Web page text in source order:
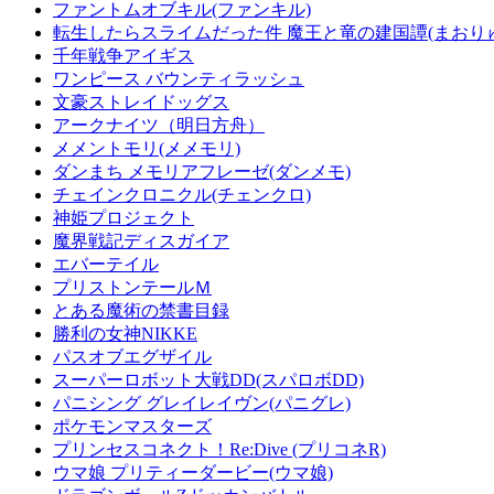
ファントムオブキル(ファンキル)
転生したらスライムだった件 魔王と竜の建国譚(まおり
千年戦争アイギス
ワンピース バウンティラッシュ
文豪ストレイドッグス
アークナイツ（明日方舟）
メメントモリ(メメモリ)
ダンまち メモリアフレーゼ(ダンメモ)
チェインクロニクル(チェンクロ)
神姫プロジェクト
魔界戦記ディスガイア
エバーテイル
プリストンテールＭ
とある魔術の禁書目録
勝利の女神NIKKE
パスオブエグザイル
スーパーロボット大戦DD(スパロボDD)
パニシング グレイレイヴン(パニグレ)
ポケモンマスターズ
プリンセスコネクト！Re:Dive (プリコネR)
ウマ娘 プリティーダービー(ウマ娘)